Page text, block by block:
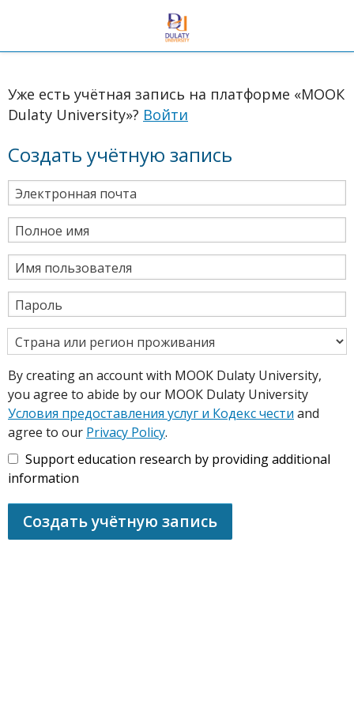
Уже есть учётная запись на платформе «МООК
Dulaty University»? Войти
Создать учётную запись
Электронная почта
Полное имя
Имя пользователя
Пароль
Страна или регион проживания
By creating an account with МООК Dulaty University,
you agree to abide by our МООК Dulaty University
Условия предоставления услуг и Кодекс чести and
agree to our Privacy Policy.
Support education research by providing additional
information
Создать учётную запись